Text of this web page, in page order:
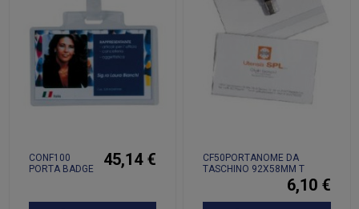
CONF100
PORTA BADGE
45,14 €
CF50PORTANOME DA
TASCHINO 92X58MM T
6,10 €